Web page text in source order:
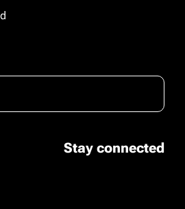
Stay connected